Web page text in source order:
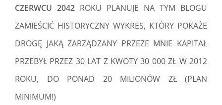
CZERWCU 2042 ROKU PLANUJE NA TYM BLOGU
ZAMIEŚCIĆ HISTORYCZNY WYKRES, KTÓRY POKAŻE
DROGĘ JAKĄ ZARZĄDZANY PRZEZE MNIE KAPITAŁ
PRZEBYŁ PRZEZ 30 LAT Z KWOTY 30 000 ZŁ W 2012
ROKU, DO PONAD 20 MILIONÓW ZŁ (PLAN
MINIMUM!)